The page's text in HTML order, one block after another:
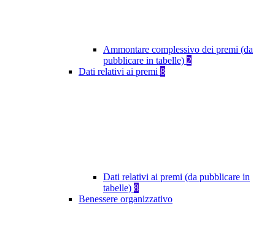
Ammontare complessivo dei premi (da
pubblicare in tabelle) 2
Dati relativi ai premi 8
Dati relativi ai premi (da pubblicare in
tabelle) 8
Benessere organizzativo